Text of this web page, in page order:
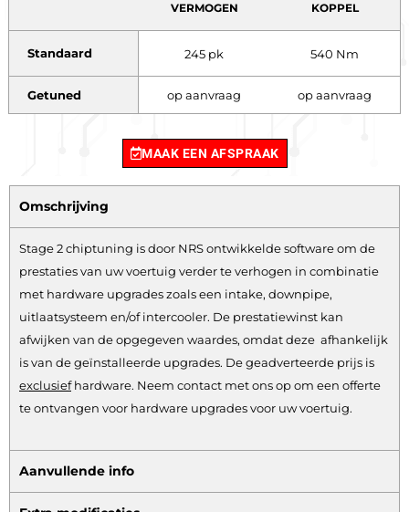
VERMOGEN KOPPEL
Standaard 245 pk 540 Nm
Getuned op aanvraag op aanvraag
MAAK EEN AFSPRAAK
Omschrijving
Stage 2 chiptuning is door NRS ontwikkelde software om de
prestaties van uw voertuig verder te verhogen in combinatie
met hardware upgrades zoals een intake, downpipe,
uitlaatsysteem en/of intercooler. De prestatiewinst kan
afwijken van de opgegeven waardes, omdat deze afhankelijk
is van de geïnstalleerde upgrades. De geadverteerde prijs is
exclusiefhardware. Neem contact met ons op om een offerte
te ontvangen voor hardware upgrades voor uw voertuig.
Aanvullende info